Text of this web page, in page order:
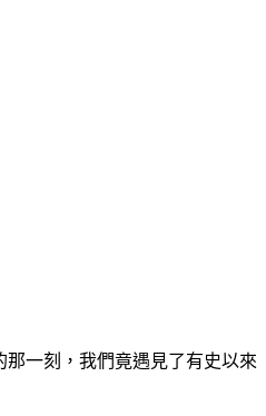
那一刻，我們竟遇見了有史以來